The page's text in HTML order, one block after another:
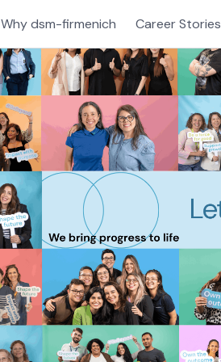
Why dsm-firmenich Career Stories